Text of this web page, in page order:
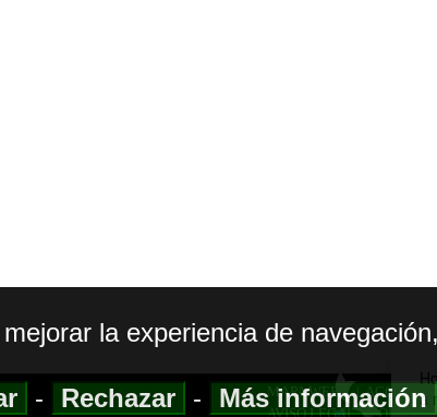
MAPA WEB|
AVISO LEGAL|POLITICA
la experiencia de
- Rechazar - Más información